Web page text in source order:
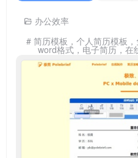
办公效率
# 简历模板，个人简历模板，
word格式，电子简历，在